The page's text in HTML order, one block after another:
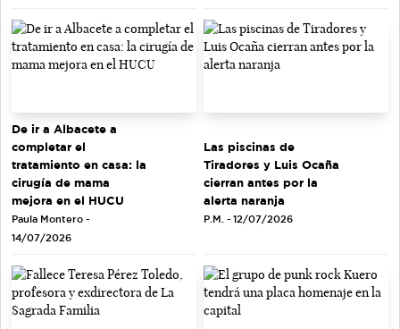
De ir a Albacete a
completar el
tratamiento en casa: la
cirugía de mama
mejora en el HUCU
Paula Montero -
14/07/2026
Las piscinas de
Tiradores y Luis Ocaña
cierran antes por la
alerta naranja
P.M. - 12/07/2026